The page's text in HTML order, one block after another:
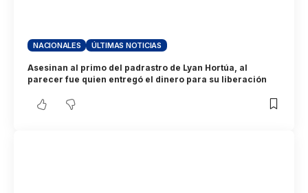
NACIONALES ÚLTIMAS NOTICIAS
Asesinan al primo del padrastro de Lyan Hortúa, al
parecer fue quien entregó el dinero para su liberación